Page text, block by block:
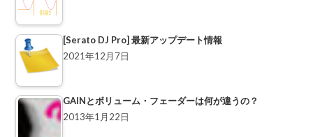
[Serato DJ Pro] 最新アップデート情報
2021年12月7日
GAINとボリューム・フェーダーは何が違うの？
2013年1月22日